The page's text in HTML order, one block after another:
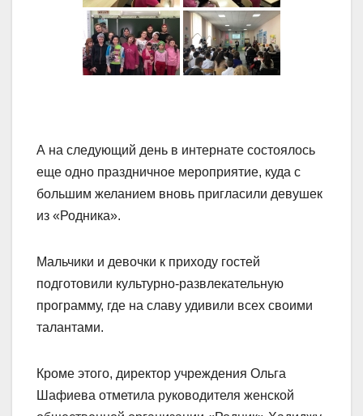
А на следующий день в интернате состоялось
еще одно праздничное мероприятие, куда с
большим желанием вновь пригласили девушек
из «Родника».
Мальчики и девочки к приходу гостей
подготовили культурно-развлекательную
программу, где на славу удивили всех своими
талантами.
Кроме этого, директор учреждения Ольга
Шафиева отметила руководителя женской